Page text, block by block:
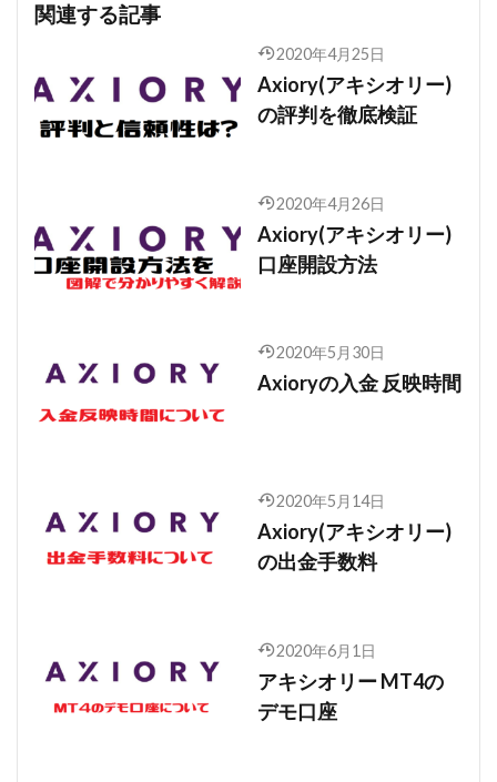
関連する記事
2020年4月25日
Axiory(アキシオリー)
の評判を徹底検証
2020年4月26日
Axiory(アキシオリー)
口座開設方法
2020年5月30日
Axioryの入金 反映時間
2020年5月14日
Axiory(アキシオリー)
の出金手数料
2020年6月1日
アキシオリー MT4の
デモ口座